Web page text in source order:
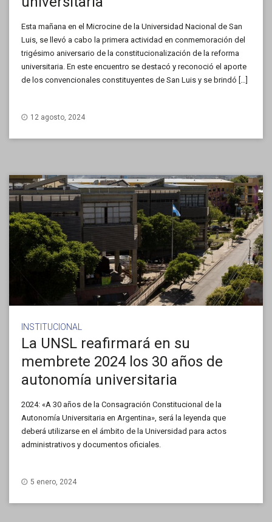
Esta mañana en el Microcine de la Universidad Nacional de San
Luis, se llevó a cabo la primera actividad en conmemoración del
trigésimo aniversario de la constitucionalización de la reforma
universitaria. En este encuentro se destacó y reconoció el aporte
de los convencionales constituyentes de San Luis y se brindó […]
12 agosto, 2024
INSTITUCIONAL
La UNSL reafirmará en su
membrete 2024 los 30 años de
autonomía universitaria
2024: «A 30 años de la Consagración Constitucional de la
Autonomía Universitaria en Argentina», será la leyenda que
deberá utilizarse en el ámbito de la Universidad para actos
administrativos y documentos oficiales.
5 enero, 2024